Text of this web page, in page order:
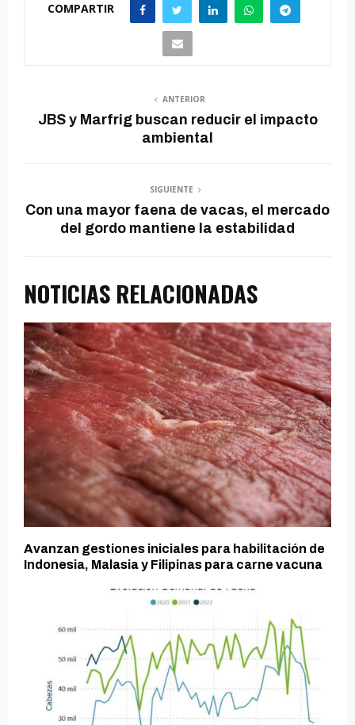
COMPARTIR
ANTERIOR
JBS y Marfrig buscan reducir el impacto
ambiental
SIGUIENTE
Con una mayor faena de vacas, el mercado
del gordo mantiene la estabilidad
NOTICIAS RELACIONADAS
Avanzan gestiones iniciales para habilitación de
Indonesia, Malasia y Filipinas para carne vacuna